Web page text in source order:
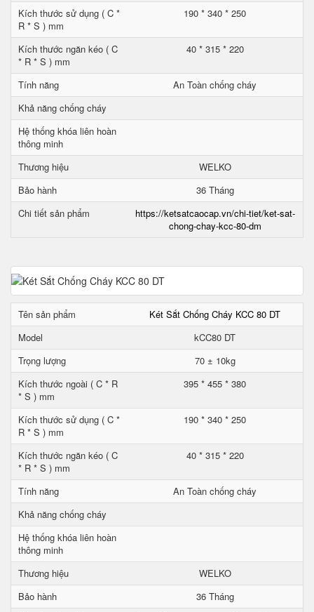
Kích thước sử dụng ( C *
R * S ) mm
190 * 340 * 250
Kích thước ngăn kéo ( C
* R * S ) mm
40 * 315 * 220
Tính năng
An Toàn chống cháy
Khả năng chống cháy
Hệ thống khóa liên hoàn
thông minh
Thương hiệu
WELKO
Bảo hành
36 Tháng
Chi tiết sản phẩm
https://ketsatcaocap.vn/chi-tiet/ket-sat-
chong-chay-kcc-80-dm
Tên sản phẩm
Két Sắt Chống Cháy KCC 80 DT
Model
kCC80 DT
Trọng lượng
70 ± 10kg
Kích thước ngoài ( C * R
* S ) mm
395 * 455 * 380
Kích thước sử dụng ( C *
R * S ) mm
190 * 340 * 250
Kích thước ngăn kéo ( C
* R * S ) mm
40 * 315 * 220
Tính năng
An Toàn chống cháy
Khả năng chống cháy
Hệ thống khóa liên hoàn
thông minh
Thương hiệu
WELKO
Bảo hành
36 Tháng